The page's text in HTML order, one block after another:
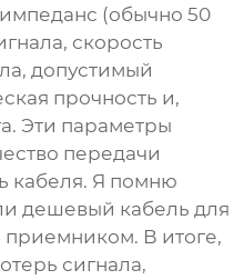
(обычно 50
скорость
допустимый
прочность и,
Эти параметры
передачи
кабеля. Я помню
дешевый кабель для
В итоге,
сигнала,